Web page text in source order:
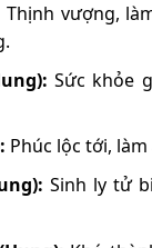
Thịnh vượng,
Sức khỏe
Phúc lộc tới,
Sinh ly tử